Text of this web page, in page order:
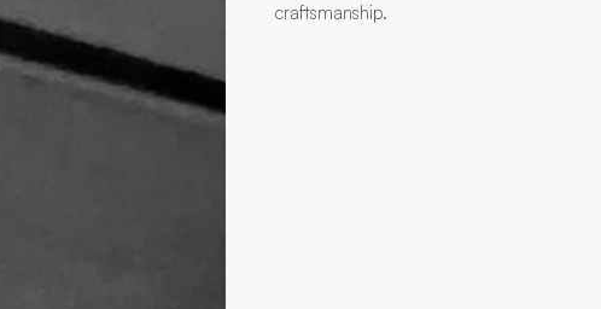
craftsmanship.